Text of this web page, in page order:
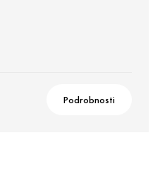
Podrobnosti